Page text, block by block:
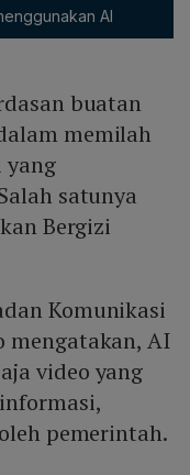
AI
buatan
memilah
yang
satunya
Bergizi
Komunikasi
mengatakan, AI
video yang
pemerintah.